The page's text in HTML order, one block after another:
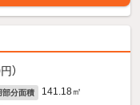
）
部分面積 141.18㎡